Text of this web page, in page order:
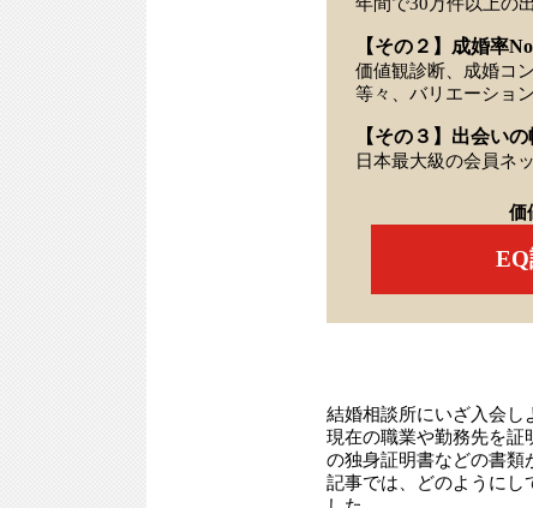
【その２】成婚率
価値観診断、成婚コ
等々、バリエーショ
【その３】出会いの
日本最大級の会員ネ
価
結婚相談所にいざ入会し
現在の職業や勤務先を証
の独身証明書などの書類
記事では、どのようにし